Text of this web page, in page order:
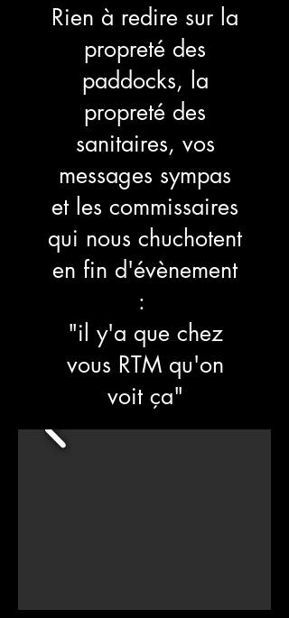
Rien à redire sur la
propreté des
paddocks, la
propreté des
sanitaires, vos
messages sympas
et les commissaires
qui nous chuchotent
en fin d'évènement
:
"il y'a que chez
vous RTM qu'on
voit ça"